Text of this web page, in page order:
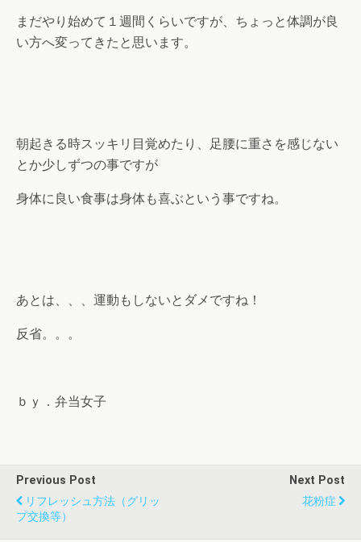
まだやり始めて１週間くらいですが、ちょっと体調が良
い方へ変ってきたと思います。
朝起きる時スッキリ目覚めたり、足腰に重さを感じない
とか少しずつの事ですが
身体に良い食事は身体も喜ぶという事ですね。
あとは、、、運動もしないとダメですね！
反省。。。
ｂｙ．弁当女子
Previous Post
リフレッシュ方法（グリッ
プ交換等）
Next Post
花粉症